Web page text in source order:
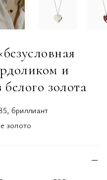
и
золота
бриллиант
золото